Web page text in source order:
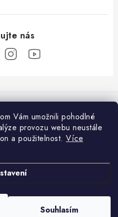
Vám umožnili pohodlné
provozu webu neustále
a použitelnost. Více
Souhlasím
. Všechna práva vyhrazena.